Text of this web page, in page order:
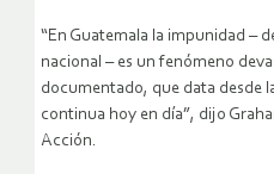
“En Guatemala la impunidad –
nacional – es un fenómeno
documentado, que data desde
continua hoy en día”, dijo
Acción.